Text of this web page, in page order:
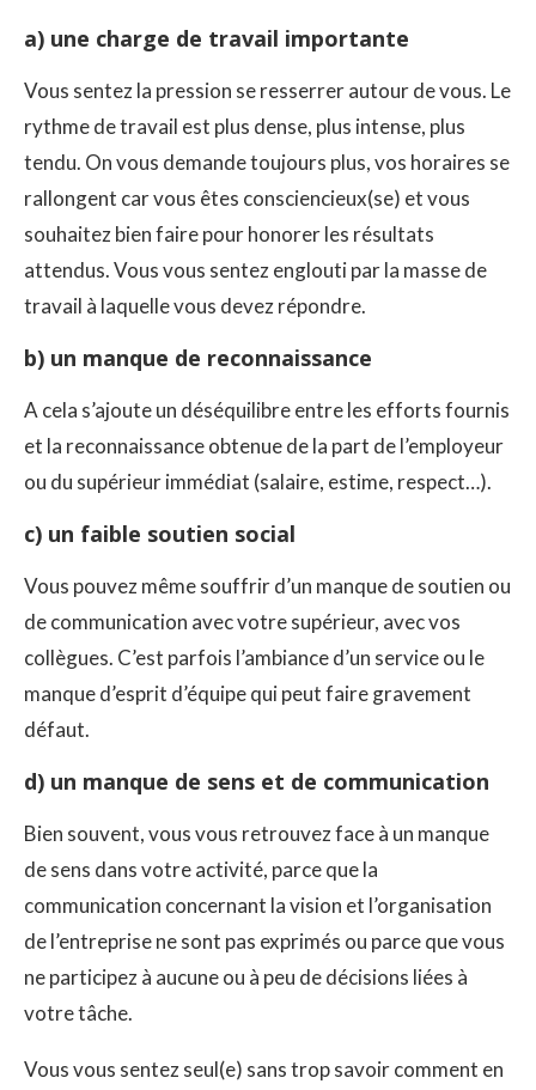
a) une charge de travail importante
Vous sentez la pression se resserrer autour de vous. Le
rythme de travail est plus dense, plus intense, plus
tendu. On vous demande toujours plus, vos horaires se
rallongent car vous êtes consciencieux(se) et vous
souhaitez bien faire pour honorer les résultats
attendus. Vous vous sentez englouti par la masse de
travail à laquelle vous devez répondre.
b) un manque de reconnaissance
A cela s’ajoute un déséquilibre entre les efforts fournis
et la reconnaissance obtenue de la part de l’employeur
ou du supérieur immédiat (salaire, estime, respect…).
c) un faible soutien social
Vous pouvez même souffrir d’un manque de soutien ou
de communication avec votre supérieur, avec vos
collègues. C’est parfois l’ambiance d’un service ou le
manque d’esprit d’équipe qui peut faire gravement
défaut.
d) un manque de sens et de communication
Bien souvent, vous vous retrouvez face à un manque
de sens dans votre activité, parce que la
communication concernant la vision et l’organisation
de l’entreprise ne sont pas exprimés ou parce que vous
ne participez à aucune ou à peu de décisions liées à
votre tâche.
Vous vous sentez seul(e) sans trop savoir comment en